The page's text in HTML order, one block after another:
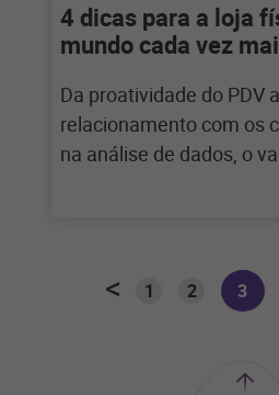
4 dicas para a loja
mundo cada vez
Da proatividade do PDV
relacionamento com os
na análise de dados, o
1 2 3